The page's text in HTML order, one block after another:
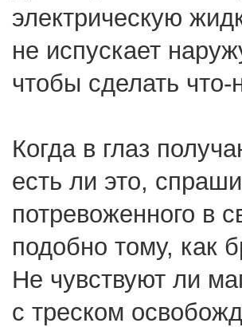
электрическую
не испускает
чтобы сделать
Когда в глаз
есть ли это,
потревоженного в
подобно тому, как
Не чувствуют ли
с треском